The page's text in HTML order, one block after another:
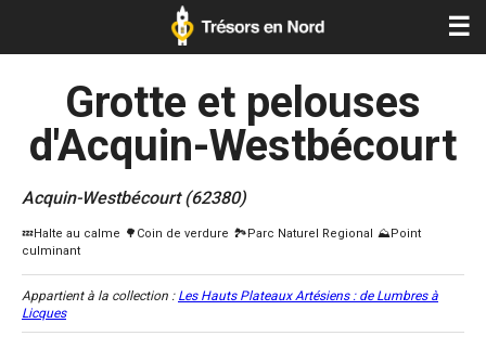
☰
Grotte et pelouses
d'Acquin-Westbécourt
Acquin-Westbécourt (62380)
Appartient à la collection : Les Hauts Plateaux Artésiens : de Lumbres à
Licques